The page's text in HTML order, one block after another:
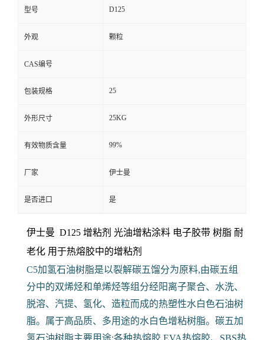
用途
粘力 粘附力 办公用胶 涂料油漆 增粘剂
浊点 65
PH值
型号
外观 颗粒
CAS编号
包装规格 25
外形尺寸 25KG
厂家 伊士曼
是否进口 是
伊士曼 D125 增粘剂 光油增粘涂料 电子胶带 树脂 耐
老化 用于热熔胶中的增粘剂